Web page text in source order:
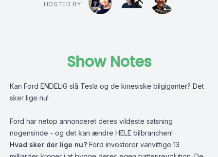
HOSTED BY
Show Notes
Kan Ford ENDELIG slå Tesla og de kinesiske bilgiganter? Det
sker lige nu!
Ford har netop annonceret deres vildeste satsning
nogensinde - og det kan ændre HELE bilbranchen!
Hvad sker der lige nu? Ford investerer vanvittige 13